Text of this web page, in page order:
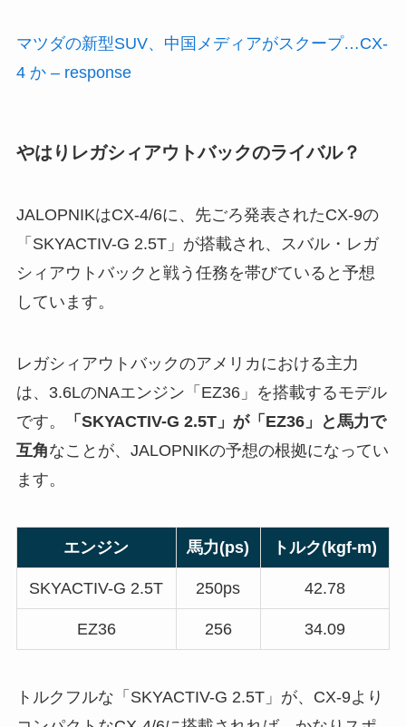
マツダの新型SUV、中国メディアがスクープ…CX-
4 か – response
やはりレガシィアウトバックのライバル？
JALOPNIKはCX-4/6に、先ごろ発表されたCX-9の
「SKYACTIV-G 2.5T」が搭載され、スバル・レガ
シィアウトバックと戦う任務を帯びていると予想
しています。
レガシィアウトバックのアメリカにおける主力
は、3.6LのNAエンジン「EZ36」を搭載するモデル
です。
「SKYACTIV-G 2.5T」が「EZ36」と馬力で
互角なことが、JALOPNIKの予想の根拠になってい
ます。
エンジン 馬力(ps) トルク(kgf-m)
SKYACTIV-G 2.5T 250ps 42.78
EZ36 256 34.09
トルクフルな「SKYACTIV-G 2.5T」が、CX-9より